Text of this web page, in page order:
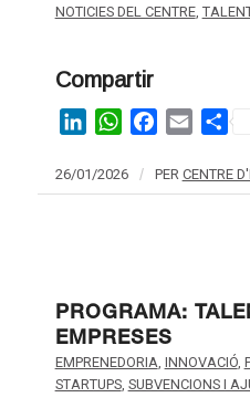
NOTICIES DEL CENTRE,
Compartir
LinkedInWhatsAppFacebook
Email
26/01/2026 / PER CENTRE
PROGRAMA:
EMPRESES
EMPRENEDORIA, INNOVACIÓ,
STARTUPS, SUBVENCIONS I